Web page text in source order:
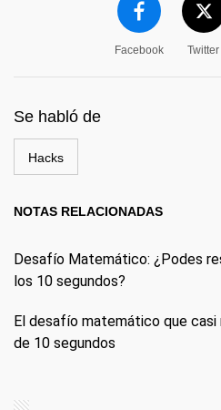
Facebook Twitter
Se habló de
Hacks
NOTAS RELACIONADAS
Desafío Matemático: ¿Podes
los 10 segundos?
El desafío matemático que casi
de 10 segundos